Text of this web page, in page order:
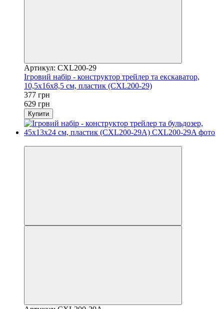
Артикул: CXL200-29
Ігровий набір - конструктор трейлер та екскаватор,
10,5x16x8,5 см, пластик (CXL200-29)
377 грн
629 грн
Купити